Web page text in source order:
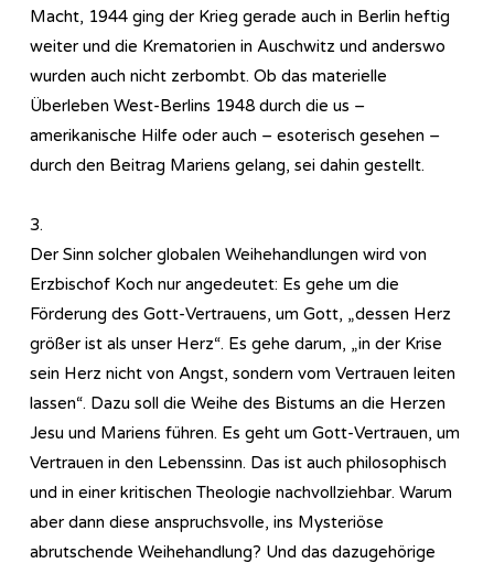
Macht, 1944 ging der Krieg gerade auch in Berlin heftig
weiter und die Krematorien in Auschwitz und anderswo
wurden auch nicht zerbombt. Ob das materielle
Überleben West-Berlins 1948 durch die us –
amerikanische Hilfe oder auch – esoterisch gesehen –
durch den Beitrag Mariens gelang, sei dahin gestellt.
3.
Der Sinn solcher globalen Weihehandlungen wird von
Erzbischof Koch nur angedeutet: Es gehe um die
Förderung des Gott-Vertrauens, um Gott, „dessen Herz
größer ist als unser Herz“. Es gehe darum, „in der Krise
sein Herz nicht von Angst, sondern vom Vertrauen leiten
lassen“. Dazu soll die Weihe des Bistums an die Herzen
Jesu und Mariens führen. Es geht um Gott-Vertrauen, um
Vertrauen in den Lebenssinn. Das ist auch philosophisch
und in einer kritischen Theologie nachvollziehbar. Warum
aber dann diese anspruchsvolle, ins Mysteriöse
abrutschende Weihehandlung? Und das dazugehörige